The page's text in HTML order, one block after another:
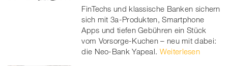
FinTechs und klassische Banken sichern
sich mit 3a-Produkten, Smartphone
Apps und tiefen Gebühren ein Stück
vom Vorsorge-Kuchen – neu mit dabei:
die Neo-Bank Yapeal. Weiterlesen